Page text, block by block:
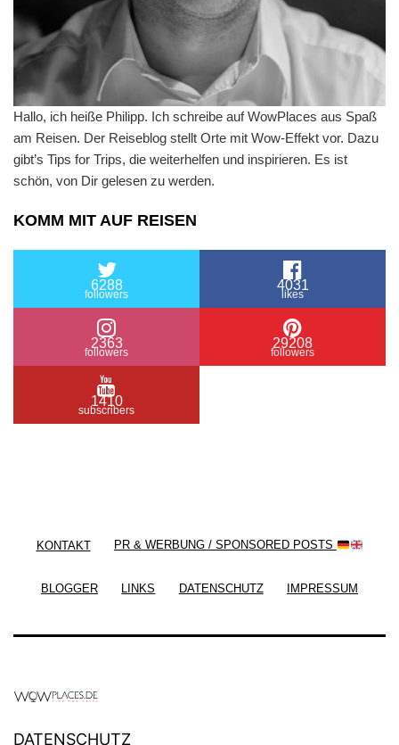
Hallo, ich heiße Philipp. Ich schreibe auf WowPlaces aus Spaß
am Reisen. Der Reiseblog stellt Orte mit Wow-Effekt vor. Dazu
gibt’s Tips for Trips, die weiterhelfen und inspirieren. Es ist
schön, von Dir gelesen zu werden.
KOMM MIT AUF REISEN
6288
followers
4031
likes
2363
followers
29208
followers
1410
subscribers
KONTAKT PR & WERBUNG / SPONSORED POSTS
BLOGGER LINKS DATENSCHUTZ IMPRESSUM
DATENSCHUTZ